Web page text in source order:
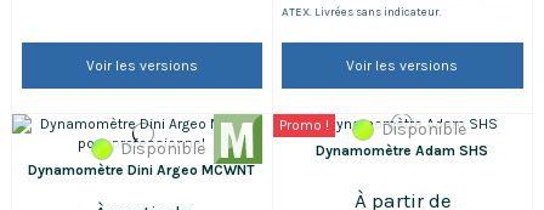
Voir les versions
ATEX. Livrées sans indicateur.
Voir les versions
Dynamomètre Dini Argeo MCWNT
Disponible
Promo !
Dynamomètre Adam SHS
Disponible